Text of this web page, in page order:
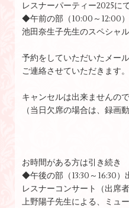
レスナーパーティー2025に
◆午前の部（10:00～12:00）
池田奈生子先生のスペシャ
予約をしていただいたメー
ご連絡させていただきます。
キャンセルは出来ませんの
（当日欠席の場合は、録画
お時間がある方は引き続き
◆午後の部（13:30～16:30）
レスナーコンサート（出席
上野陽子先生による、ミュ